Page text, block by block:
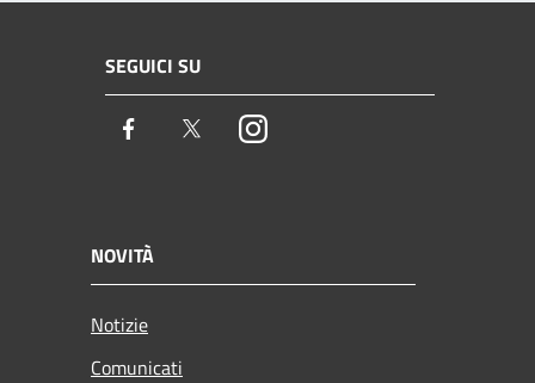
SEGUICI SU
Facebook TwitterInstagram
NOVITÀ
Notizie
Comunicati